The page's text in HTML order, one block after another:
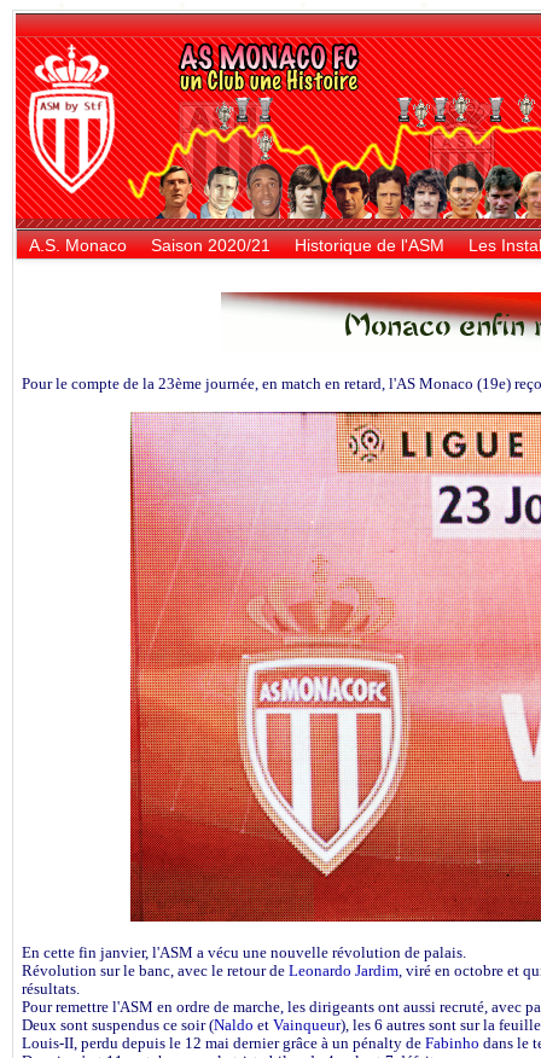
A.S. Monaco Saison 2020/21 Historique de l'ASM Les
Pour le compte de la 23ème journée, en match en retard, l'AS Monaco (19e)
En cette fin janvier, l'ASM a vécu une nouvelle révolution de palais.
Révolution sur le banc, avec le retour de Leonardo Jardim, viré en octobre et
résultats.
Pour remettre l'ASM en ordre de marche, les dirigeants ont aussi recruté, avec
Deux sont suspendus ce soir (Naldo et Vainqueur), les 6 autres sont sur la
Louis-II, perdu depuis le 12 mai dernier grâce à un pénalty de Fabinho dans le